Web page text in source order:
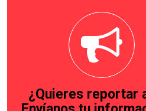
¿Quieres reportar